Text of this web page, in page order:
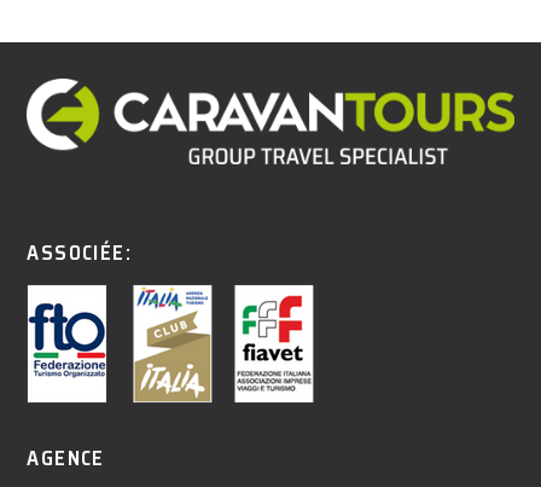
ASSOCIÉE:
AGENCE